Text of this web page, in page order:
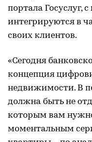
портала Госуслуг,
интегрируются в
своих клиентов.
«Сегодня
концепция
недвижимости. В
должна быть не
которым вам
моментальным